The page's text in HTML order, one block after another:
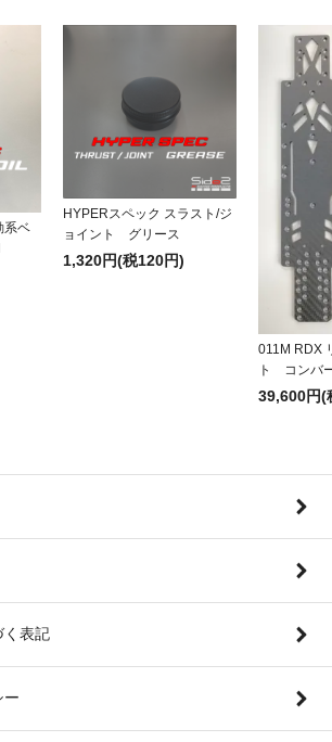
系ベ
HYPERスペック スラスト/ジ
ョイント グリース
1,320円(税120円)
011M RDX
ト コンバ
39,600円(
く表記
ー